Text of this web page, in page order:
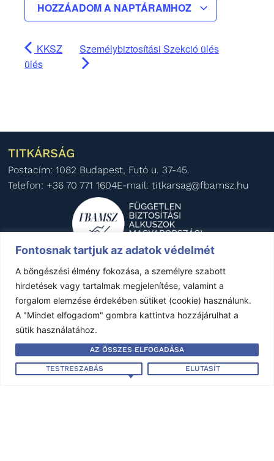
Fontosnak tartjuk az adatok védelmét
A böngészési élmény fokozása, a személyre szabott
hirdetések vagy tartalmak megjelenítése, valamint a
forgalom elemzése érdekében sütiket (cookie) használunk.
A "Mindet elfogadom" gombra kattintva hozzájárulhat a
sütik használatához.
TESTRESZABÁS ELUTASÍT
AZ ÖSSZES ELFOGADÁSA
HOZZÁADOM A NAPTÁRAMHOZ
KKSZ
ülés
Személybiztosítási Szekció ülés
TITKÁRSÁG
Postacím: 1082 Budapest, Futó u. 37-45.
Telefon: +36 70 771 1604E-mail: titkarsag@fbamsz.hu
HASZNOS LINKEK
MNB Felügyelet
Pénzügyi Fogyasztóvédelmi Központ
Pénzügyi Békéltető Testület
Magyar Biztosítók Szövetsége
BIPAR
AIDA Magyar Nemzeti Szekció